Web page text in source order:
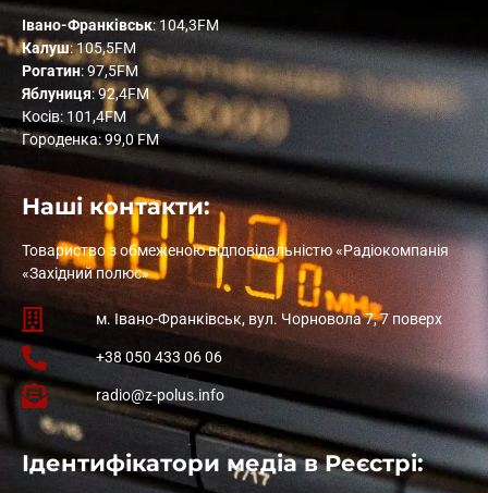
Івано-Франківськ: 104,3FM
Калуш: 105,5FM
Рогатин: 97,5FM
Яблуниця: 92,4FM
Косів: 101,4FM
Городенка: 99,0 FM
Наші контакти:
Товариство з обмеженою відповідальністю «Радіокомпанія
«Західний полюс»
м. Івано-Франківськ, вул. Чорновола 7, 7 поверх
+38 050 433 06 06
radio@z-polus.info
Ідентифікатори медіа в Реєстрі: